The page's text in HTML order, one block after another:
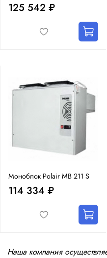
125 542 ₽
Моноблок Polair MB 211 S
114 334 ₽
Наша компания